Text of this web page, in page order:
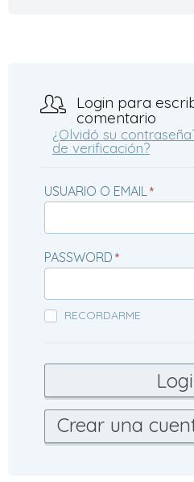
Login para
comentario
¿Olvidó su
de verificación?
USUARIO O EMAIL *
PASSWORD *
RECORDARME
Crear una